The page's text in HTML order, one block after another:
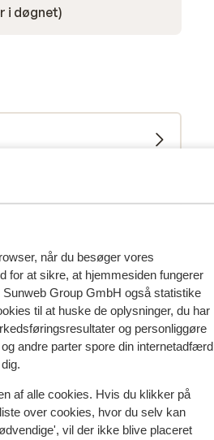
når du besøger vores
for at sikre, at hjemmesiden fungerer
Group GmbH også statistike
til at huske de oplysninger, du har
og personliggøre
andre parter spore din internetadfærd
af alle cookies. Hvis du klikker på
over cookies, hvor du selv kan
vil der ikke blive placeret
i døgnet)
Mere om anmeldelser
Mest booket af med partner
6. maj 2026
plus proche d'un 3*
plus proche d'un 3*